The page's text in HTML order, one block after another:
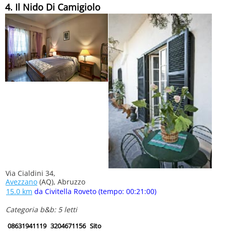
4. Il Nido Di Camigiolo
Via Cialdini 34,
Avezzano (AQ), Abruzzo
15.0 km da Civitella Roveto (tempo: 00:21:00)
Categoria b&b: 5 letti
08631941119 3204671156 Sito